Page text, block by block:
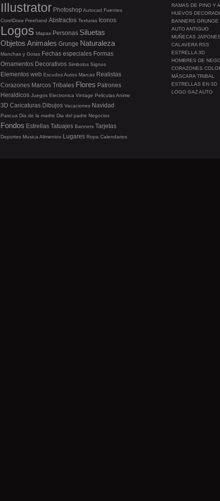
RAMAS DE PINO Y
HUEVOS
BANNERS GRUNGE
AUTO ANTIGUO
MUÑECAS
CALAVERA RSS
ESTRELLA 3D
HOMBRES DE
CORAZONES
MÁSCARA TRIBAL
ESTRELLAS EN 3D
LOGO GAZ AUTO
Illustrator Photoshop Autocad Fuentes
CorelDraw Freehand Abstractos Texturas Iconos
Logos Mapas Personas Siluetas
Objetos Animales Grunge Naturaleza
Manchas y Gotas Fechas especiales Formas
Ornamentos Decorativos Simbolos Signos
Elementos web EscudosAutos Marcas Realistas
Corazones Marcos Tribales Flores Patrones
Heraldicos Juegos Electronica Vintage PeliculasAnime
3D Caricaturas Dibujos Vacaciones Navidad
Pascua Dia de la madre Dia del padre Negocios
Fondos Estrellas Tatuajes Banners Tarjetas
Deportes Musica Alimentos Lugares Ropa Calendarios